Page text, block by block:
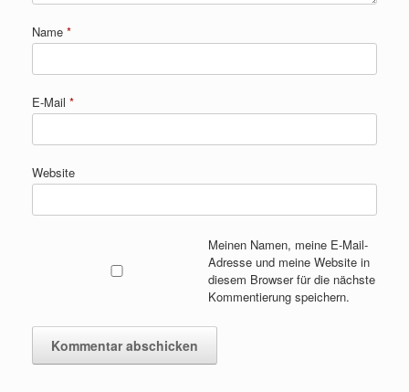
Name *
E-Mail *
Website
Meinen Namen, meine E-Mail-
Adresse und meine Website in
diesem Browser für die nächste
Kommentierung speichern.